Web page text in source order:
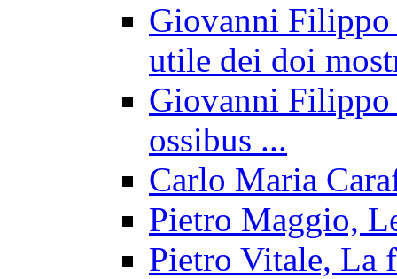
Giovanni Filippo
utile dei doi
Giovanni Filippo
ossibus ...
Carlo Maria
Pietro Maggio,
Pietro Vitale, La